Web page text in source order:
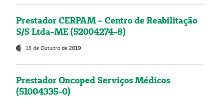
Prestador CERPAM – Centro de Reabilitação
S/S Ltda-ME (52004274-8)
18 de Outubro de 2019
Prestador Oncoped Serviços Médicos
(51004335-0)